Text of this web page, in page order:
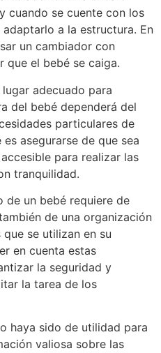
cuando se cuente con los
a la estructura. En
un cambiador con
que el bebé se caiga.
adecuado para
del bebé dependerá del
particulares de
asegurarse de que sea
para realizar las
tranquilidad.
de un bebé requiere de
de una organización
se utilizan en su
en cuenta estas
la seguridad y
la tarea de los
haya sido de utilidad para
valiosa sobre las